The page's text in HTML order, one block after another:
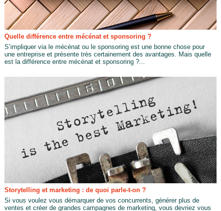
Quelle différence entre mécénat et sponsoring ?
S’impliquer via le mécénat ou le sponsoring est une bonne chose pour
une entreprise et présente très certainement des avantages. Mais quelle
est la différence entre mécénat et sponsoring ?...
Storytelling et marketing : de quoi parle-t-on ?
Si vous voulez vous démarquer de vos concurrents, générer plus de
ventes et créer de grandes campagnes de marketing, vous devriez vous